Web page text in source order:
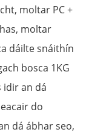
moltar PC +
moltar
dáilte snáithín
bosca 1KG
idir an dá
do
dá ábhar seo,